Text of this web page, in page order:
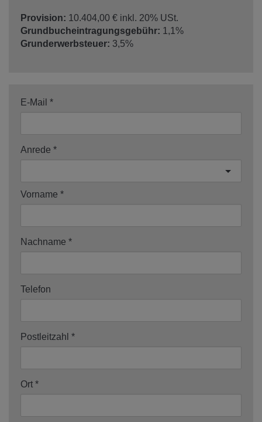
Provision: 10.404,00 € inkl. 20% USt.
Grundbucheintragungsgebühr: 1,1%
Grunderwerbsteuer: 3,5%
E-Mail
Anrede
Vorname
Nachname
Telefon
Postleitzahl
Ort